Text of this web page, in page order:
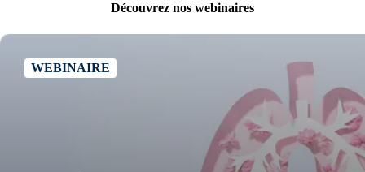
Découvrez nos webinaires
WEBINAIRE